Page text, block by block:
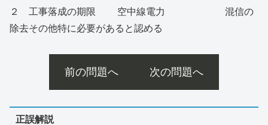
２ 工事落成の期限 空中線電力 混信の
除去その他特に必要があると認める
前の問題へ 次の問題へ
正誤解説